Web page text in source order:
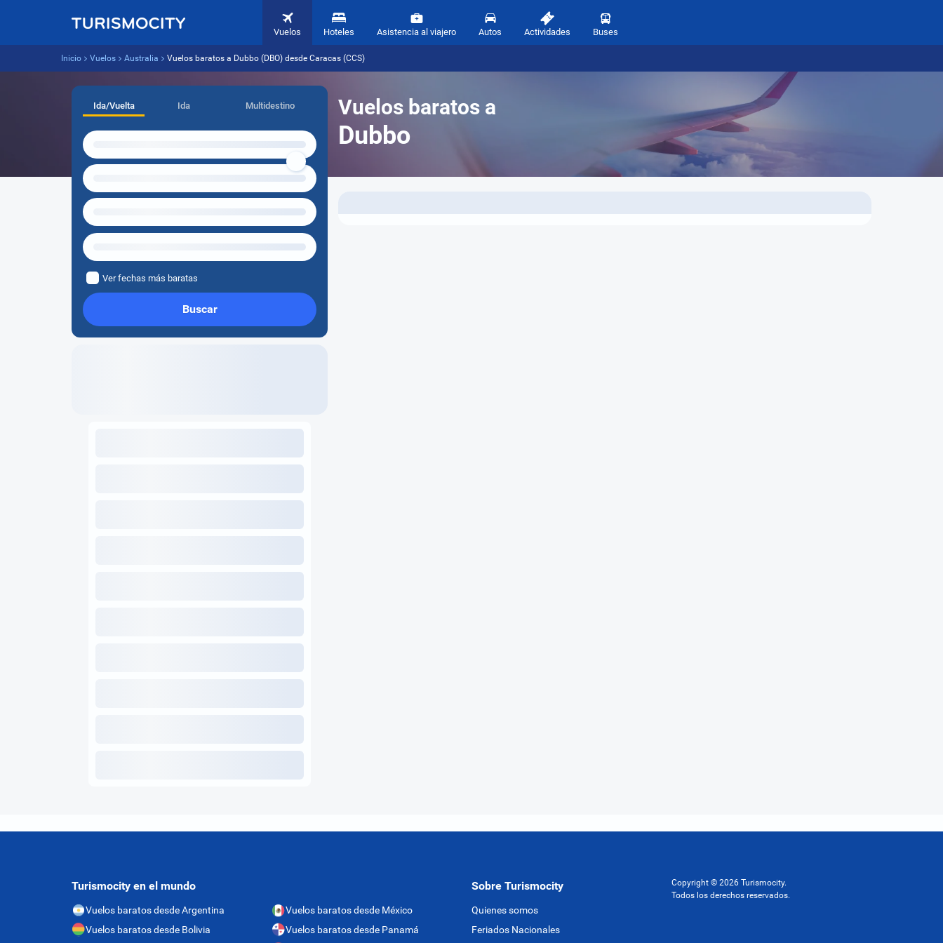
Vuelos Hoteles Asistencia al viajero Autos Actividades Buses
Inicio Vuelos Australia Vuelos baratos a Dubbo (DBO) desde Caracas (CCS)
Vuelos baratos a
Dubbo
Ida/Vuelta Ida Multidestino
Ver fechas más baratas
Buscar
Turismocity en el mundo
Vuelos baratos desde Argentina
Vuelos baratos desde Bolivia
Vuelos baratos desde México
Vuelos baratos desde Panamá
Sobre Turismocity
Quienes somos
Feriados Nacionales
Copyright © 2026 Turismocity.
Todos los derechos reservados.